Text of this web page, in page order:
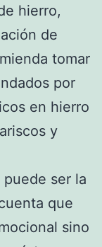
hierro,
de
tomar
por
en hierro
y
ser la
que
sino